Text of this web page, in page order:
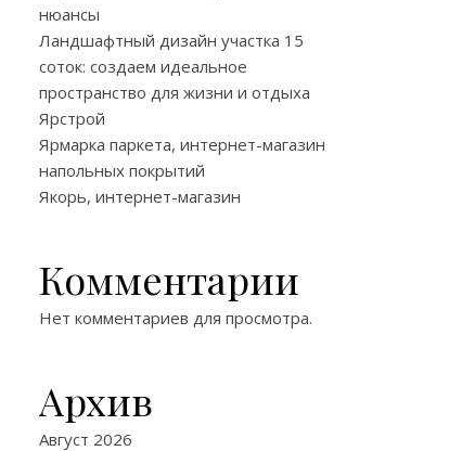
нюансы
Ландшафтный дизайн участка 15
соток: создаем идеальное
пространство для жизни и отдыха
Ярстрой
Ярмарка паркета, интернет-магазин
напольных покрытий
Якорь, интернет-магазин
Комментарии
Нет комментариев для просмотра.
Архив
Август 2026